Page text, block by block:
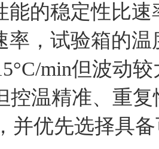
能的稳定性比
率，试验箱的
min但波动
控温精准、重
并优先选择具